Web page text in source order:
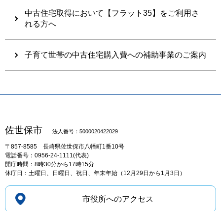
中古住宅取得において【フラット35】をご利用さ
れる方へ
子育て世帯の中古住宅購入費への補助事業のご案内
佐世保市 法人番号：5000020422029
〒857-8585 長崎県佐世保市八幡町1番10号
電話番号：0956-24-1111(代表)
開庁時間：8時30分から17時15分
休庁日：土曜日、日曜日、祝日、年末年始（12月29日から1月3日）
市役所へのアクセス